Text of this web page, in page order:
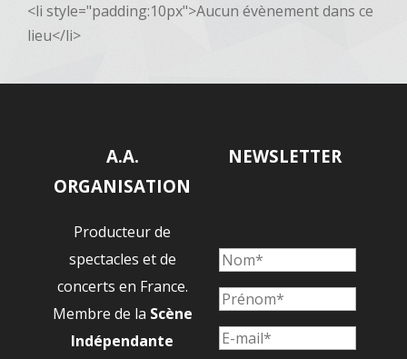
<li style="padding:10px">Aucun évènement dans ce
lieu</li>
A.A.
ORGANISATION
Producteur de
spectacles et de
concerts en France.
Membre de la Scène
Indépendante
NEWSLETTER